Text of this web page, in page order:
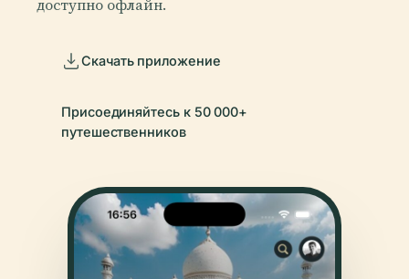
доступно офлайн.
Скачать приложение
Присоединяйтесь к 50 000+
путешественников